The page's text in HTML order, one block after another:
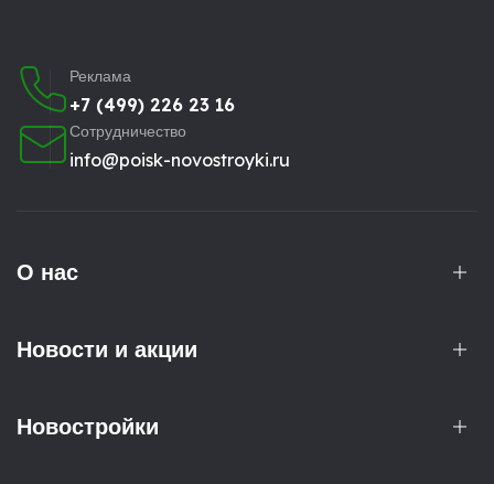
Реклама
+7 (499) 226 23 16
Сотрудничество
info@poisk-novostroyki.ru
О нас
Новости и акции
Новостройки